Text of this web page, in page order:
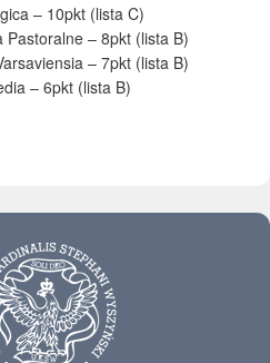
– 10pkt (lista C)
Pastoralne – 8pkt (lista B)
– 7pkt (lista B)
– 6pkt (lista B)